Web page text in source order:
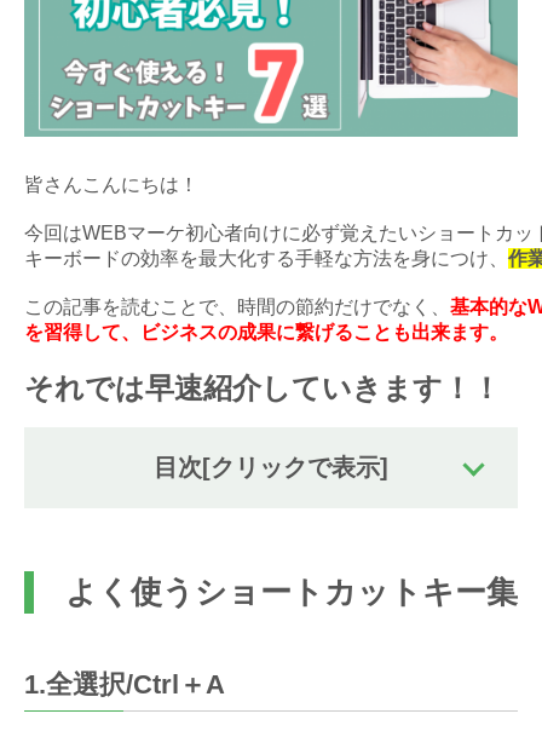
皆さんこんにちは！
今回はWEBマーケ初心者向けに必ず覚えたいショートカ
キーボードの効率を最大化する手軽な方法を身につけ、 作
この記事を読むことで、時間の節約だけでなく、 基本的な
を習得して、ビジネスの成果に繋げることも出来ます。
それでは早速紹介していきます！！
目次[クリックで表示]
よく使うショートカットキー集
1.全選択/Ctrl＋A